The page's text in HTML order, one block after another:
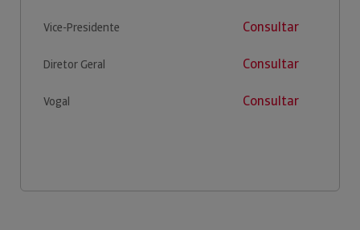
Vice-Presidente Consultar
Diretor Geral Consultar
Vogal Consultar